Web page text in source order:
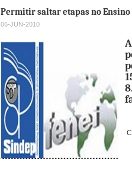
Permitir saltar etapas no Ensino
06-JUN-2010